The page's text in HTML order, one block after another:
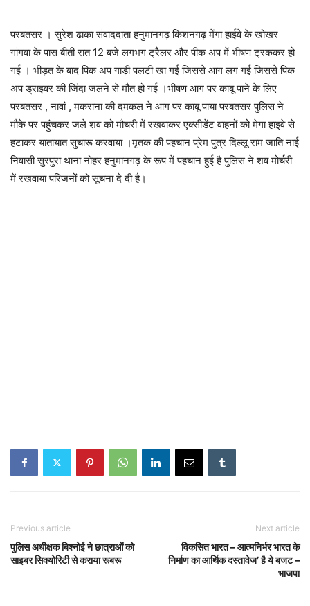
परबतसर । सुरेश ढाका संवाददाता हनुमानगढ़ किशनगढ़ मेंगा हाईवे के खोखर
गांगवा के पास बीती रात 12 बजे लगभग ट्रैलर और पीक अप में भीषण ट्रककर हो
गई । भीड़त के बाद पिक अप गाड़ी पलटी खा गई जिससे आग लग गई जिससे पिक
अप ड्राइवर की जिंदा जलने से मौत हो गई ।भीषण आग पर काबू पाने के लिए
परबतसर , नावां , मकराना की दमकल ने आग पर काबू पाया परबतसर पुलिस ने
मौके पर पहुंचकर जले शव को मौचरी में रखवाकर एक्सीडेंट वाहनों को मेगा हाइवे से
हटाकर यातायात सुचारू करवाया ।मृतक की पहचान प्रेम पुत्र दिल्लू राम जाति नाई
निवासी सुरपुरा थाना नोहर हनुमानगढ़ के रूप में पहचान हुई है पुलिस ने शव मोर्चरी
में रखवाया परिजनों को सूचना दे दी है।
Previous article
पुलिस अधीक्षक बिश्नोई ने छात्राओं को
साइबर सिक्योरिटी से कराया रूबरू
Next article
विकसित भारत – आत्मनिर्भर भारत के
निर्माण का आर्थिक दस्तावेज’ है ये बजट –
भाजपा